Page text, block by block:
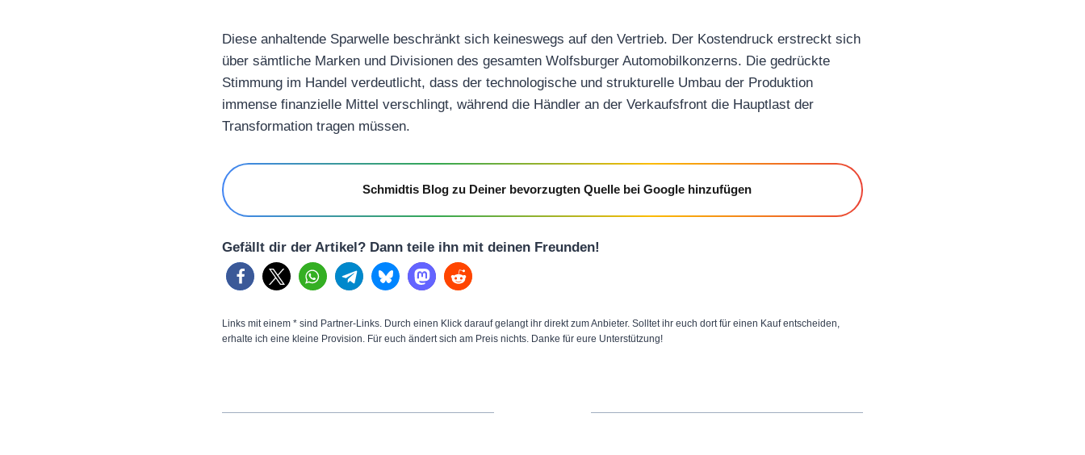
Diese anhaltende Sparwelle beschränkt sich keineswegs auf den Vertrieb. Der Kostendruck erstreckt sich
über sämtliche Marken und Divisionen des gesamten Wolfsburger Automobilkonzerns. Die gedrückte
Stimmung im Handel verdeutlicht, dass der technologische und strukturelle Umbau der Produktion
immense finanzielle Mittel verschlingt, während die Händler an der Verkaufsfront die Hauptlast der
Transformation tragen müssen.
Schmidtis Blog zu Deiner bevorzugten Quelle bei Google hinzufügen
Gefällt dir der Artikel? Dann teile ihn mit deinen Freunden!
Links mit einem * sind Partner-Links. Durch einen Klick darauf gelangt ihr direkt zum Anbieter. Solltet ihr euch dort für einen Kauf entscheiden,
erhalte ich eine kleine Provision. Für euch ändert sich am Preis nichts. Danke für eure Unterstützung!